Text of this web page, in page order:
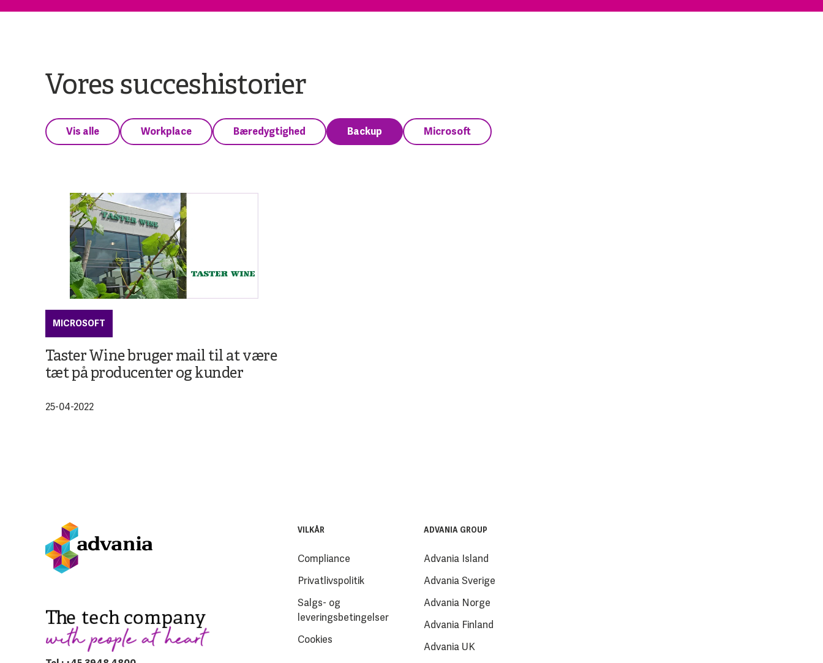
Vores succeshistorier
Vis alle Workplace Bæredygtighed Backup Microsoft
MICROSOFT
Taster Wine bruger mail til at være
tæt på producenter og kunder
25-04-2022
VILKÅR
Compliance
Privatlivspolitik
Salgs- og
leveringsbetingelser
Cookies
ADVANIA GROUP
Advania Island
Advania Sverige
Advania Norge
Advania Finland
Advania UK